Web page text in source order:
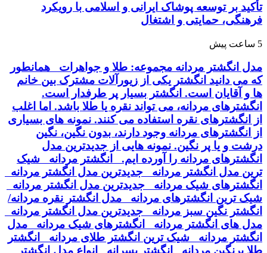
تأکید بر توسعه پوشاک ایرانی و اسلامی با رویکرد
فرهنگی، حمایتی و اشتغال
5 ساعت پیش
مدل انگشتر مردانه مجموعه: طلا و جواهرات همانطور
که می دانید انگشتر یکی از زیورآلات مشترک بین خانم
ها و آقایان است. انگشتر بسیار پر طرفدار است.
انگشترهای مردانه، می تواند نقره یا طلا باشد. اما اغلب
از انگشترهای نقره استفاده می کنند. نمونه های بسیاری
از انگشترهای مردانه وجود دارند، بدون نگین، نگین
درشت و یا پر نگین. نمونه هایی از جدیدترین مدل
انگشترهای مردانه را آورده ایم. انگشتر مردانه شیک
ترین مدل انگشتر مردانه جدیدترین مدل انگشتر مردانه
انگشترهای شیک مردانه جدیدترین مدل انگشتر مردانه
شیک ترین انگشترهای مردانه مدل انگشتر نقره مردانه/
انگشتر نگین سبز مردانه جدیدترین مدل انگشتر مردانه
مدل های انگشتر مردانه انگشترهای شیک مردانه مدل
انگشتر مردانه شیک ترین انگشتر طلای مردانه انگشتر
طلا پرنگین مردانه انگشتر پسرانه انواع مدل انگشتر